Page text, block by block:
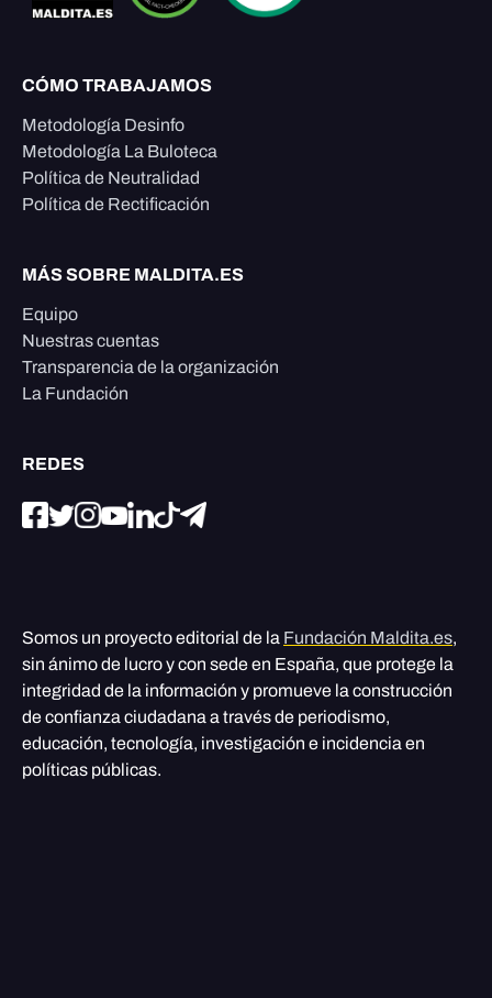
CÓMO TRABAJAMOS
Metodología Desinfo
Metodología La Buloteca
Política de Neutralidad
Política de Rectificación
MÁS SOBRE MALDITA.ES
Equipo
Nuestras cuentas
Transparencia de la organización
La Fundación
REDES
Somos un proyecto editorial de la Fundación Maldita.es,
sin ánimo de lucro y con sede en España, que protege la
integridad de la información y promueve la construcción
de confianza ciudadana a través de periodismo,
educación, tecnología, investigación e incidencia en
políticas públicas.